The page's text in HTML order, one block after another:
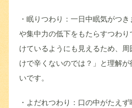
・眠りつわり：一日中眠気がつ
や集中力の低下をもたらすつわ
けているようにも見えるため、
けで辛くないのでは？」と理解
いです。
・よだれつわり：口の中がたえ